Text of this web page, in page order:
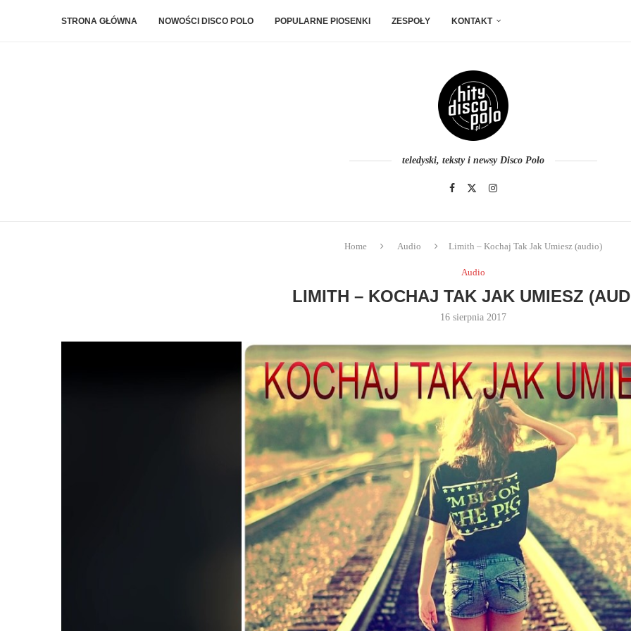
STRONA GŁÓWNA NOWOŚCI DISCO POLO POPULARNE PIOSENKI ZESPOŁY KONTAKT
teledyski, teksty i newsy Disco Polo
Home Audio Limith – Kochaj Tak Jak Umiesz (audio)
Audio
LIMITH – KOCHAJ TAK JAK UMIESZ
16 sierpnia 2017